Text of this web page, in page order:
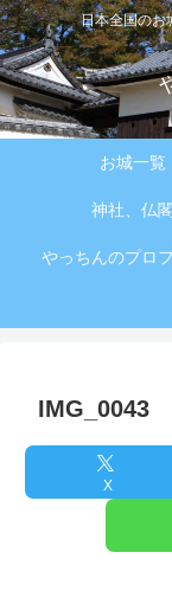
日本全国のお
お城一覧
神社、仏閣
やっちんのプロ
IMG_0043
X